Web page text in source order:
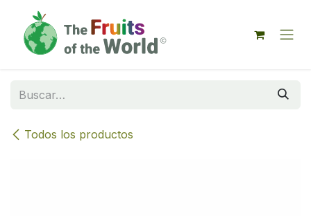
Todos los productos